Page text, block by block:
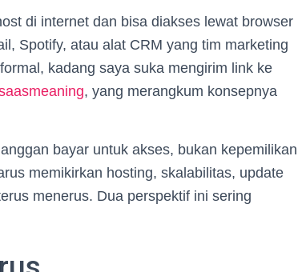
di internet dan bisa diakses lewat browser
Spotify, atau alat CRM yang tim marketing
kadang saya suka mengirim link ke
, yang merangkum konsepnya
bayar untuk akses, bukan kepemilikan
memikirkan hosting, skalabilitas, update
menerus. Dua perspektif ini sering